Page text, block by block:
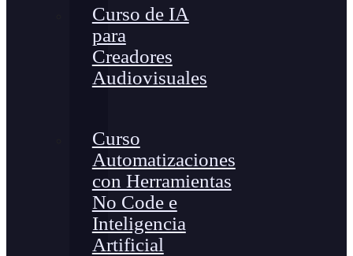
Curso de IA
para
Creadores
Audiovisuales
Curso
Automatizaciones
con Herramientas
No Code e
Inteligencia
Artificial